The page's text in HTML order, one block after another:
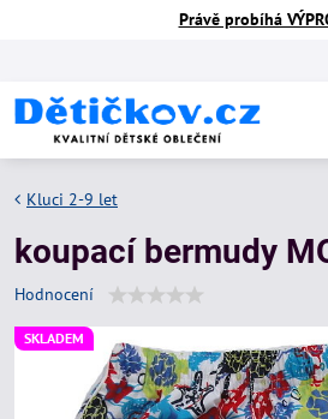
Právě probíhá
SKLADEM
Kluci 2-9 let
koupací bermudy
Hodnocení